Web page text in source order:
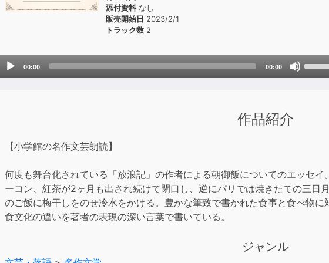
添付資料なし
販売開始日 2023/2/1
トラック数 2
Audio
00:00 00:00
作品紹介
【小学館の名作文芸朗読】
何度も舞台化されている「放浪記」の作者による朝御飯についてのエッセ
ーコン、紅茶が2ヶ月も出され続けて閉口し、逆にパリでは焼きたての三日
のご飯に梅干しをのせ冷水をかける。豊かな筆致で書かれた食事と食べ物
食文化の違いを著者の表現の深い言葉で書いている。
ジャンル